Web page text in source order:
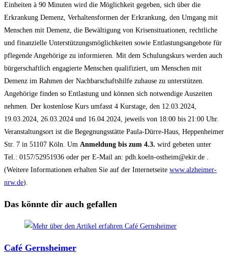
Einheiten à 90 Minuten wird die Möglichkeit gegeben, sich über die
Erkrankung Demenz, Verhaltensformen der Erkrankung, den Umgang mit
Menschen mit Demenz, die Bewältigung von Krisensituationen, rechtliche
und finanzielle Unterstützungsmöglichkeiten sowie Entlastungsangebote für
pflegende Angehörige zu informieren. Mit dem Schulungskurs werden auch
bürgerschaftlich engagierte Menschen qualifiziert, um Menschen mit
Demenz im Rahmen der Nachbarschaftshilfe zuhause zu unterstützen.
Angehörige finden so Entlastung und können sich notwendige Auszeiten
nehmen. Der kostenlose Kurs umfasst 4 Kurstage, den 12.03.2024,
19.03.2024, 26.03.2024 und 16.04.2024, jeweils von 18:00 bis 21:00 Uhr.
Veranstaltungsort ist die Begegnungsstätte Paula-Dürre-Haus, Heppenheimer
Str. 7 in 51107 Köln. Um Anmeldung bis zum 4.3. wird gebeten unter
Tel.: 0157/52951936 oder per E-Mail an: pdh.koeln-ostheim@ekir.de .
(Weitere Informationen erhalten Sie auf der Internetseite www.alzheimer-
nrw.de).
Das könnte dir auch gefallen
Café Gernsheimer